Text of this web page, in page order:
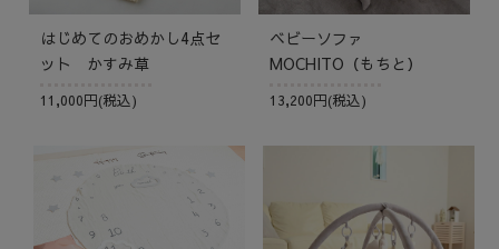
はじめてのおめかし4点セ
ット かすみ草
11,000円(税込)
ベビーソファ
MOCHITO（もちと）
13,200円(税込)